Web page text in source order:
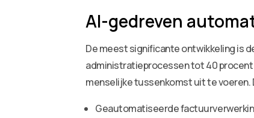
AI-gedreven
De meest significante ontwikkeling is
administratieprocessen tot 40
menselijke tussenkomst uit te voeren.
Geautomatiseerde